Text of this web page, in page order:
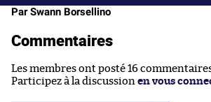
Par Swann Borsellino
Commentaires
Les membres ont posté 16
Participez à la discussion en vous